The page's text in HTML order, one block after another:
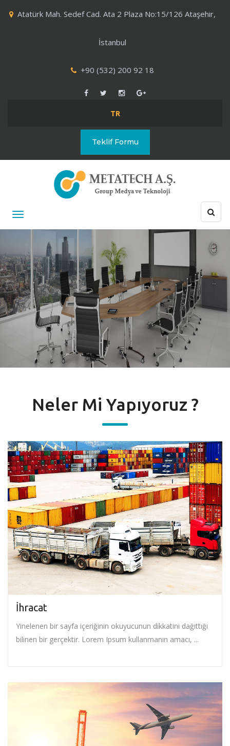
Atatürk Mah. Sedef Cad. Ata 2 Plaza No:15/126 Ataşehir,
İstanbul
+90 (532) 200 92 18
TR
Teklif Formu
Sizin Tutkunuz, Bizim
Potansiyelimiz!
Detaylar
Neler Mi Yapıyoruz ?
İhracat
Yinelenen bir sayfa içeriğinin okuyucunun dikkatini dağıttığı
bilinen bir gerçektir. Lorem Ipsum kullanmanın amacı, ...